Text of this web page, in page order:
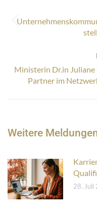
Ministerin Dr.in
Partner im
Weitere
28. Juli